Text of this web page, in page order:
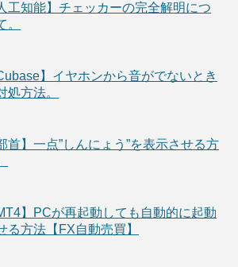
工知能】チェッカーの完全解明につ
。
】イヤホンから音がでないとき
処方法。
首】一点”しんにょう”を表示させる方
】PCが再起動しても自動的に起動
る方法【FX自動売買】